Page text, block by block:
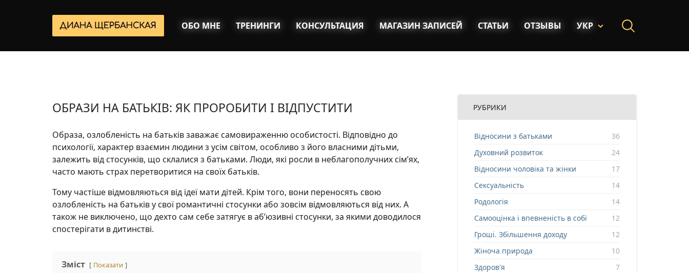
ОБО МНЕ ТРЕНИНГИ КОНСУЛЬТАЦИЯ МАГАЗИН ЗАПИСЕЙ СТАТЬИ ОТЗЫВЫ УКР
ОБРАЗИ НА БАТЬКІВ: ЯК ПРОРОБИТИ І ВІДПУСТИТИ
Образа, озлобленість на батьків заважає самовираженню особистості. Відповідно до
психології, характер взаємин людини з усім світом, особливо з його власними дітьми,
залежить від стосунків, що склалися з батьками. Люди, які росли в неблагополучних сім’ях,
часто мають страх перетворитися на своїх батьків.
Тому частіше відмовляються від ідеї мати дітей. Крім того, вони переносять свою
озлобленість на батьків у свої романтичні стосунки або зовсім відмовляються від них. А
також не виключено, що дехто сам себе затягує в аб’юзивні стосунки, за якими доводилося
спостерігати в дитинстві.
Зміст Показати
РУБРИКИ
Відносини з батьками
36
Духовний розвиток
24
Відносини чоловіка та жінки
17
Сексуальність
14
Родологія
14
Самооцінка і впевненість в собі
12
Гроші. Збільшення доходу
12
Жіноча природа
10
Здоров'я
7